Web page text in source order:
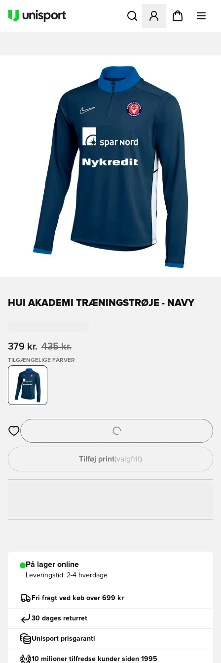
Åbner en Modal til at
HUI AKADEMI TRÆNINGSTRØJE - NAVY
379 kr. 435 kr.
TILGÆNGELIGE FARVER
Åbner en Modal til at logge ind eller tilmelde dig som medlem
Tilføj print(valgfrit)
På lager online
Leveringstid: 2-4 hverdage
Fri fragt ved køb over 699 kr
30 dages returret
Unisport prisgaranti
10 milioner tilfredse kunder siden 1995